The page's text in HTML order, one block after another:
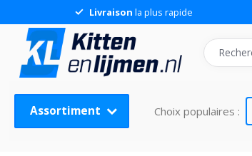
Livraison la plus rapide
Assortiment Choix populaires :